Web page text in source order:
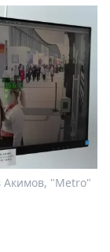
Акимов, "Metro"